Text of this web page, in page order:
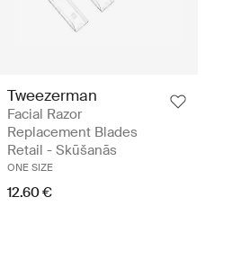
Tweezerman
Facial Razor
Replacement Blades
Retail - Skūšanās
ONE SIZE
12.60 €